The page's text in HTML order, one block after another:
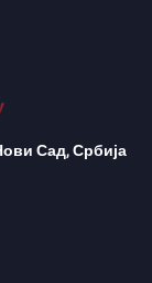
Сад, Србија